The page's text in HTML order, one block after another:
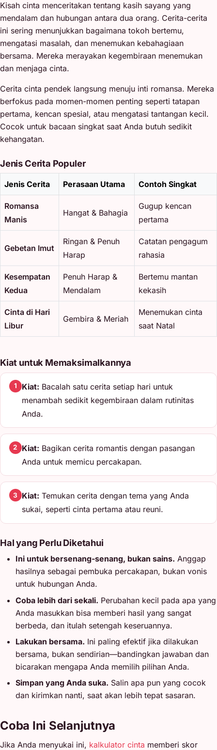
Kisah cinta menceritakan tentang kasih sayang yang
mendalam dan hubungan antara dua orang. Cerita-cerita
ini sering menunjukkan bagaimana tokoh bertemu,
mengatasi masalah, dan menemukan kebahagiaan
bersama. Mereka merayakan kegembiraan menemukan
dan menjaga cinta.
Cerita cinta pendek langsung menuju inti romansa. Mereka
berfokus pada momen-momen penting seperti tatapan
pertama, kencan spesial, atau mengatasi tantangan kecil.
Cocok untuk bacaan singkat saat Anda butuh sedikit
kehangatan.
Jenis Cerita Populer
Jenis Cerita Perasaan Utama Contoh Singkat
Romansa
Manis
Hangat & Bahagia
Gugup kencan
pertama
Gebetan Imut
Ringan & Penuh
Harap
Catatan pengagum
rahasia
Kesempatan
Kedua
Penuh Harap &
Mendalam
Bertemu mantan
kekasih
Cinta di Hari
Libur
Gembira & Meriah
Menemukan cinta
saat Natal
Kiat untuk Memaksimalkannya
1 Kiat: Bacalah satu cerita setiap hari untuk
menambah sedikit kegembiraan dalam rutinitas
Anda.
2 Kiat: Bagikan cerita romantis dengan pasangan
Anda untuk memicu percakapan.
3 Kiat: Temukan cerita dengan tema yang Anda
sukai, seperti cinta pertama atau reuni.
Hal yang Perlu Diketahui
Ini untuk bersenang-senang, bukan sains. Anggap
hasilnya sebagai pembuka percakapan, bukan vonis
untuk hubungan Anda.
Coba lebih dari sekali. Perubahan kecil pada apa yang
Anda masukkan bisa memberi hasil yang sangat
berbeda, dan itulah setengah keseruannya.
Lakukan bersama. Ini paling efektif jika dilakukan
bersama, bukan sendirian—bandingkan jawaban dan
bicarakan mengapa Anda memilih pilihan Anda.
Simpan yang Anda suka. Salin apa pun yang cocok
dan kirimkan nanti, saat akan lebih tepat sasaran.
Coba Ini Selanjutnya
Jika Anda menyukai ini, kalkulator cinta memberi skor